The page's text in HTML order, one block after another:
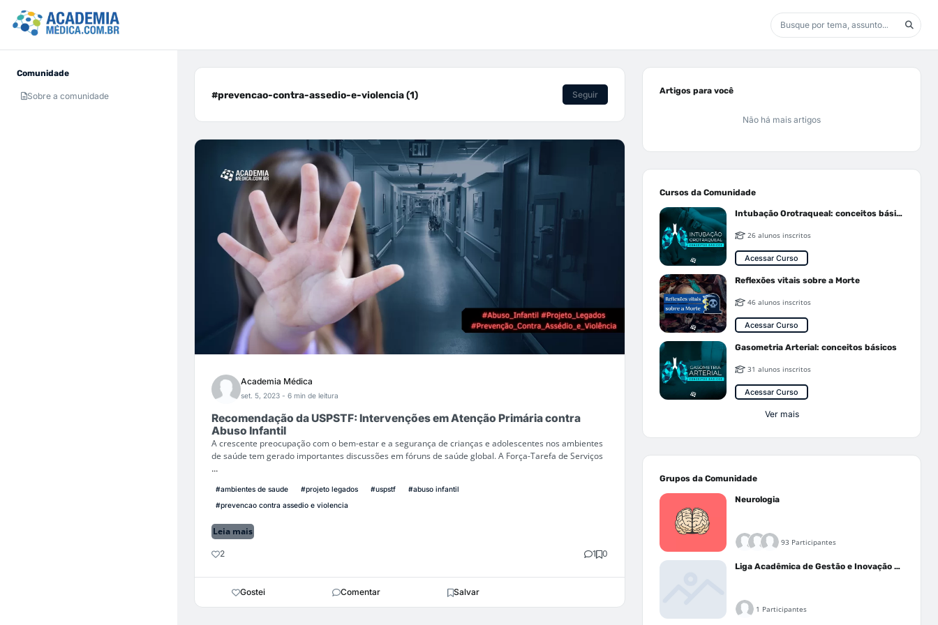
Comunidade
Sobre a comunidade #prevencao-contra-assedio-e-violencia (1) Seguir
Academia Médica
set. 5, 2023 - 6 min de leitura
Recomendação da USPSTF: Intervenções em Atenção Primária contra
Abuso Infantil
A crescente preocupação com o bem-estar e a segurança de crianças e adolescentes nos ambientes
de saúde tem gerado importantes discussões em fóruns de saúde global. A Força-Tarefa de Serviços
...
#ambientes de saude #projeto legados #uspstf
#abuso infantil
#prevencao contra assedio e violencia
Leia mais
2 1 0
Gostei Comentar Salvar
Artigos para você
Não há mais artigos
Cursos da Comunidade
Intubação Orotraqueal: conceitos básicos
26 alunos inscritos
Acessar Curso
Reflexões vitais sobre a Morte
46 alunos inscritos
Acessar Curso
Gasometria Arterial: conceitos básicos
31 alunos inscritos
Acessar Curso
Ver mais
Grupos da Comunidade
Neurologia
93 Participantes
Liga Acadêmica de Gestão e Inovação Médica - LAGIM
1 Participantes